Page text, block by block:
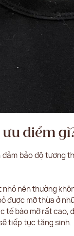
điểm
bảo độ tương
nên thường
được mỡ thừa ở
bào mỡ rất cao,
tiếp tục tăng